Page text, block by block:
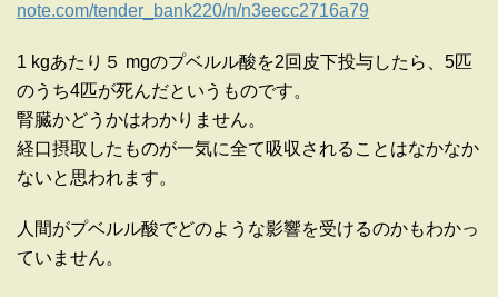
note.com/tender_bank220/n/n3eecc2716a79
1 kgあたり５ mgのプベルル酸を2回皮下投与したら、5匹
のうち4匹が死んだというものです。
腎臓かどうかはわかりません。
経口摂取したものが一気に全て吸収されることはなかなか
ないと思われます。
人間がプベルル酸でどのような影響を受けるのかもわかっ
ていません。